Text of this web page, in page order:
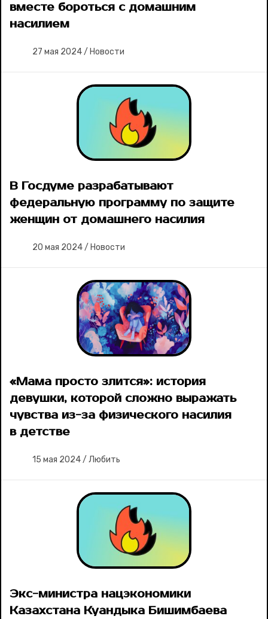
вместе бороться с домашним
насилием
27 мая 2024/ Новости
В Госдуме разрабатывают
федеральную программу по защите
женщин от домашнего насилия
20 мая 2024/ Новости
«Мама просто злится»: история
девушки, которой сложно выражать
чувства из-за физического насилия
в детстве
15 мая 2024/ Любить
Экс-министра нацэкономики
Казахстана Куандыка Бишимбаева